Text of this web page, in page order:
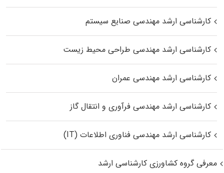
کارشناسی ارشد مهندسی صنایع سیستم
کارشناسی ارشد مهندسی طراحی محیط زیست
کارشناسی ارشد مهندسی عمران
کارشناسی ارشد مهندسی فرآوری و انتقال گاز
کارشناسی ارشد مهندسی فناوری اطلاعات (IT)
معرفی گروه کشاورزی کارشناسی ارشد